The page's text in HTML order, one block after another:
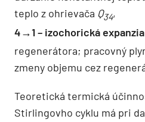
teplo z ohrievača Q34,
4→1 – izochorická expanzia
regenerátora; pracovný
zmeny objemu cez
Teoretická termická
Stirlingovho cyklu má pri